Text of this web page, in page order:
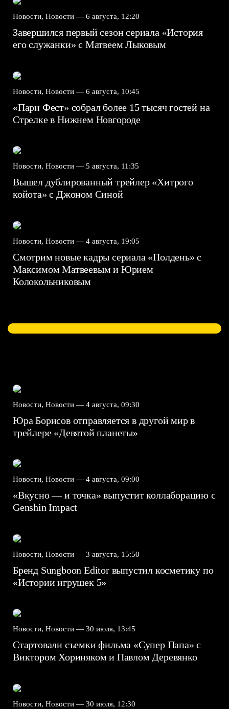
Новости, Новости — 6 августа, 12:20
Завершился первый сезон сериала «История
его служанки» с Матвеем Лыковым
Новости, Новости — 6 августа, 10:45
«Пари Фест» собрал более 15 тысяч гостей на
Стрелке в Нижнем Новгороде
Новости, Новости — 5 августа, 11:35
Вышел дублированный трейлер «Хитрого
койота» с Джоном Синой
Новости, Новости — 4 августа, 19:05
Смотрим новые кадры сериала «Полдень» с
Максимом Матвеевым и Юрием
Колокольниковым
Новости, Новости — 4 августа, 09:30
Юра Борисов отправляется в другой мир в
трейлере «Девятой планеты»
Новости, Новости — 4 августа, 09:00
«Вкусно — и точка» выпустит коллаборацию с
Genshin Impact⁠⁠
Новости, Новости — 3 августа, 15:50
Бренд Sungboon Editor выпустил косметику по
«Истории игрушек 5»
Новости, Новости — 30 июля, 13:45
Стартовали съемки фильма «Супер Папа» с
Виктором Хориняком и Павлом Деревянко
Новости, Новости — 30 июля, 12:30